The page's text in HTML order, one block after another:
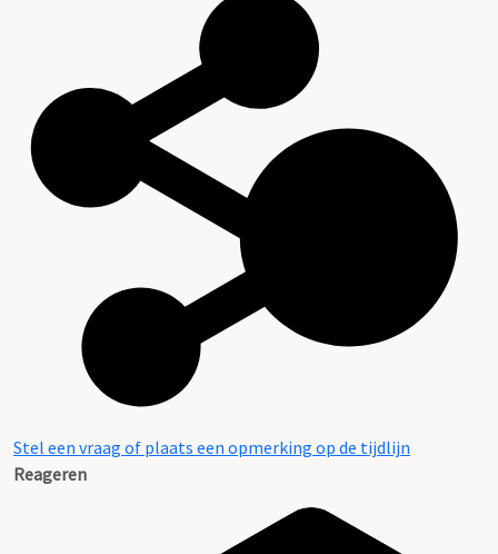
Stel een vraag of plaats een opmerking op de tijdlijn
Reageren